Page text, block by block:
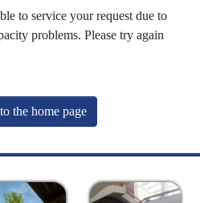
to service your request due to
problems. Please try again
the home page